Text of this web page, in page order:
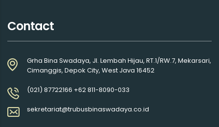
Contact
Grha Bina Swadaya, Jl. Lembah Hijau, RT.1/RW.7, Mekarsari,
Cimanggis, Depok City, West Java 16452
(021) 87722166 +62 811-8090-033
sekretariat@trubusbinaswadaya.co.id